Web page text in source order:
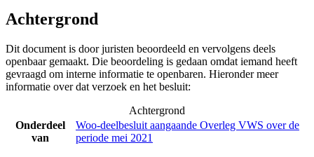
Achtergrond
Dit document is door juristen beoordeeld en vervolgens deels
openbaar gemaakt. Die beoordeling is gedaan omdat iemand heeft
gevraagd om interne informatie te openbaren. Hieronder meer
informatie over dat verzoek en het besluit:
Achtergrond
Onderdeel
van
Woo-deelbesluit aangaande Overleg VWS over de
periode mei 2021